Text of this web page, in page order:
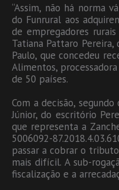
“Assim, não há norma
do Funrural aos
de empregadores
Tatiana Pattaro Pereira,
Paulo, que concedeu
Alimentos,
de 50 países.
Com a decisão,
Júnior, do escritório
que representa a
5006092-
passar a cobrar o
mais difícil. A sub-
fiscalização e a